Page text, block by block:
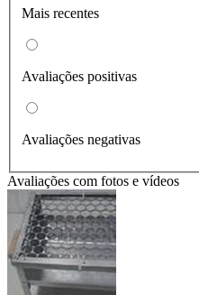
Mais recentes
Avaliações positivas
Avaliações negativas
Avaliações com fotos e vídeos